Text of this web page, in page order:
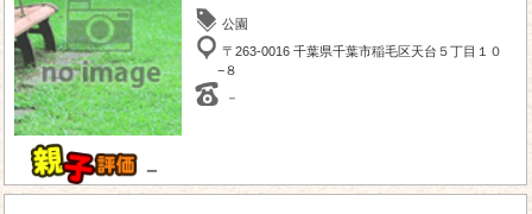
－
公園
〒263-0016 千葉県千葉市稲毛区天台５丁目１０
−８
－